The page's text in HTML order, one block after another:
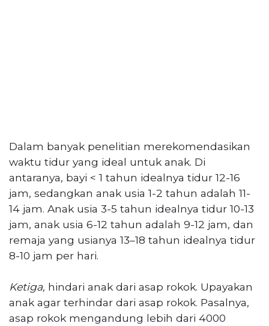
Dalam banyak penelitian merekomendasikan
waktu tidur yang ideal untuk anak. Di
antaranya, bayi < 1 tahun idealnya tidur 12-16
jam, sedangkan anak usia 1-2 tahun adalah 11-
14 jam. Anak usia 3-5 tahun idealnya tidur 10-13
jam, anak usia 6-12 tahun adalah 9-12 jam, dan
remaja yang usianya 13–18 tahun idealnya tidur
8-10 jam per hari.
Ketiga, hindari anak dari asap rokok. Upayakan
anak agar terhindar dari asap rokok. Pasalnya,
asap rokok mengandung lebih dari 4000